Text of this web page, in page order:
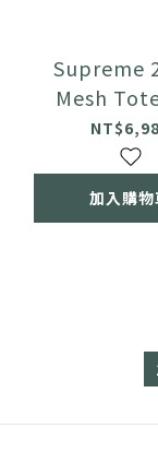
Supreme
Mesh
加入購物